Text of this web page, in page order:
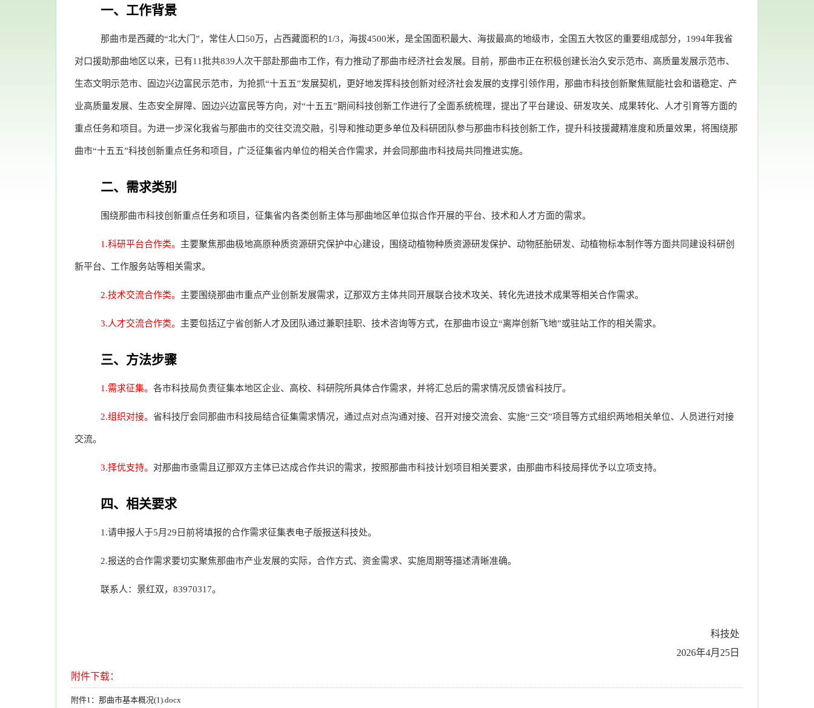
一、工作背景
那曲市是西藏的“北大门”，常住人口50万，占西藏面积的1/3，海拔4500米，是全国面积最大、海拔最高的地级市，全国五大牧区的重要组成部分，1994年我省
对口援助那曲地区以来，已有11批共839人次干部赴那曲市工作，有力推动了那曲市经济社会发展。目前，那曲市正在积极创建长治久安示范市、高质量发展示范市、
生态文明示范市、固边兴边富民示范市，为抢抓“十五五”发展契机，更好地发挥科技创新对经济社会发展的支撑引领作用，那曲市科技创新聚焦赋能社会和谐稳定、产
业高质量发展、生态安全屏障、固边兴边富民等方向，对“十五五”期间科技创新工作进行了全面系统梳理，提出了平台建设、研发攻关、成果转化、人才引育等方面的
重点任务和项目。为进一步深化我省与那曲市的交往交流交融，引导和推动更多单位及科研团队参与那曲市科技创新工作，提升科技援藏精准度和质量效果，将围绕那
曲市“十五五”科技创新重点任务和项目，广泛征集省内单位的相关合作需求，并会同那曲市科技局共同推进实施。
二、需求类别
围绕那曲市科技创新重点任务和项目，征集省内各类创新主体与那曲地区单位拟合作开展的平台、技术和人才方面的需求。
1.科研平台合作类。 主要聚焦那曲极地高原种质资源研究保护中心建设，围绕动植物种质资源研发保护、动物胚胎研发、动植物标本制作等方面共同建设科研创
新平台、工作服务站等相关需求。
2.技术交流合作类。 主要围绕那曲市重点产业创新发展需求，辽那双方主体共同开展联合技术攻关、转化先进技术成果等相关合作需求。
3.人才交流合作类。 主要包括辽宁省创新人才及团队通过兼职挂职、技术咨询等方式，在那曲市设立“离岸创新飞地”或驻站工作的相关需求。
三、方法步骤
1.需求征集。 各市科技局负责征集本地区企业、高校、科研院所具体合作需求，并将汇总后的需求情况反馈省科技厅。
2.组织对接。 省科技厅会同那曲市科技局结合征集需求情况，通过点对点沟通对接、召开对接交流会、实施“三交”项目等方式组织两地相关单位、人员进行对接
交流。
3.择优支持。 对那曲市亟需且辽那双方主体已达成合作共识的需求，按照那曲市科技计划项目相关要求，由那曲市科技局择优予以立项支持。
四、相关要求
1.请申报人于5月29日前将填报的合作需求征集表电子版报送科技处。
2.报送的合作需求要切实聚焦那曲市产业发展的实际，合作方式、资金需求、实施周期等描述清晰准确。
联系人：景红双，83970317。
科技处
2026年4月25日
附件下载：
附件1：那曲市基本概况(1).docx